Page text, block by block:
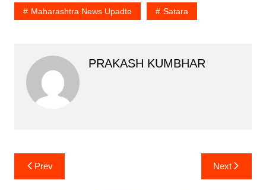
Maharashtra News Upadte Satara
PRAKASH KUMBHAR
Post
navigation
Prev Next